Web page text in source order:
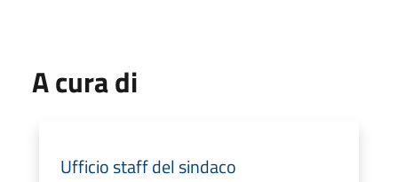
A cura di
Ufficio staff del sindaco